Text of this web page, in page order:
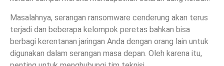
Masalahnya, serangan ransomware cenderung akan terus
terjadi dan beberapa kelompok peretas bahkan bisa
berbagi kerentanan jaringan Anda dengan orang lain untuk
digunakan dalam serangan masa depan. Oleh karena itu,